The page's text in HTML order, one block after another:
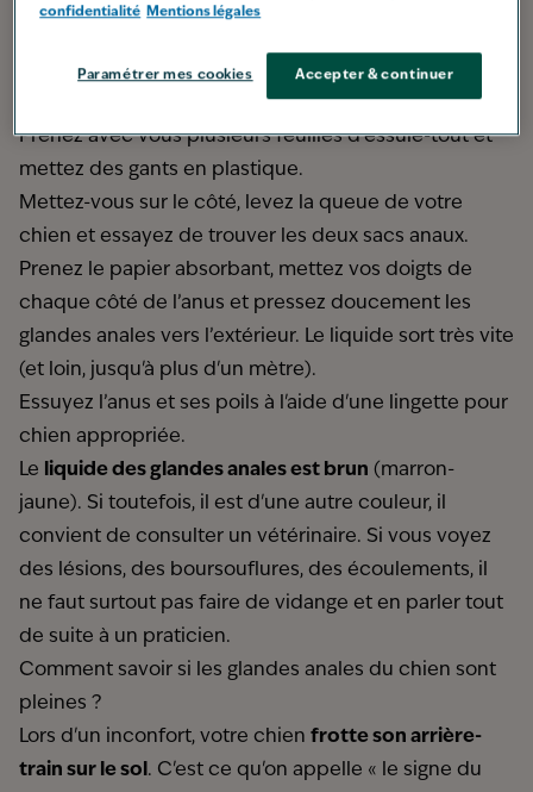
professionnel de santé animale peut vous conseiller
et vous montrer les bons gestes à avoir.
Prenez avec vous plusieurs feuilles d’essuie-tout et
mettez des gants en plastique.
Mettez-vous sur le côté, levez la queue de votre
chien et essayez de trouver les deux sacs anaux.
Prenez le papier absorbant, mettez vos doigts de
chaque côté de l’anus et pressez doucement les
glandes anales vers l’extérieur. Le liquide sort très vite
(et loin, jusqu'à plus d'un mètre).
Essuyez l’anus et ses poils à l'aide d'une lingette pour
chien appropriée.
Le
liquide des glandes anales est brun (marron-
jaune). Si toutefois, il est d'une autre couleur, il
convient de consulter un vétérinaire. Si vous voyez
des lésions, des boursouflures, des écoulements, il
ne faut surtout pas faire de vidange et en parler tout
de suite à un praticien.
Comment savoir si les glandes anales du chien sont
pleines ?
Lors d'un inconfort, votre chien frotte son arrière-
train sur le sol . C'est ce qu'on appelle « le signe du
confidentialité Mentions légales
Accepter & continuer
Paramétrer mes cookies